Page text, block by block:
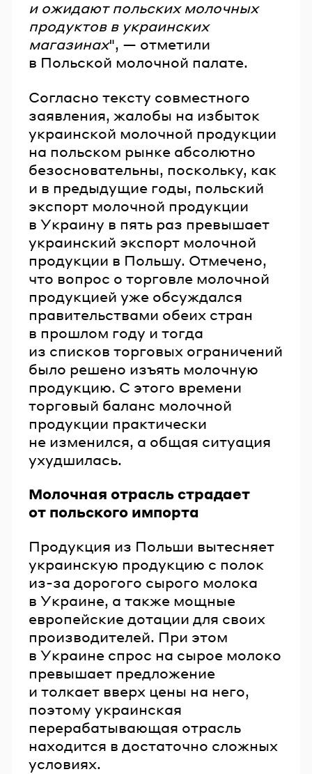
и ожидают польских молочных
продуктов в украинских
магазинах", — отметили
в Польской молочной палате.
Согласно тексту совместного
заявления, жалобы на избыток
украинской молочной продукции
на польском рынке абсолютно
безосновательны, поскольку, как
и в предыдущие годы, польский
экспорт молочной продукции
в Украину в пять раз превышает
украинский экспорт молочной
продукции в Польшу. Отмечено,
что вопрос о торговле молочной
продукцией уже обсуждался
правительствами обеих стран
в прошлом году и тогда
из списков торговых ограничений
было решено изъять молочную
продукцию. С этого времени
торговый баланс молочной
продукции практически
не изменился, а общая ситуация
ухудшилась.
Молочная отрасль страдает
от польского импорта
Продукция из Польши вытесняет
украинскую продукцию с полок
из-за дорогого сырого молока
в Украине, а также мощные
европейские дотации для своих
производителей. При этом
в Украине спрос на сырое молоко
превышает предложение
и толкает вверх цены на него,
поэтому украинская
перерабатывающая отрасль
находится в достаточно сложных
условиях.